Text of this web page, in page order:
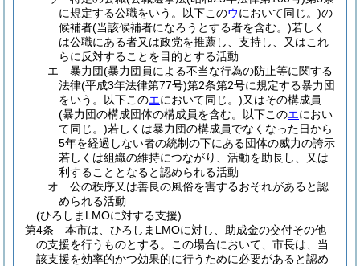
に規定する公職をいう。以下このウにおいて同じ。)の
候補者(当該候補者になろうとする者を含む。)若しく
は公職にある者又は政党を推薦し、支持し、又はこれ
らに反対することを目的とする活動
エ
暴力団(暴力団員による不当な行為の防止等に関する
法律(平成3年法律第77号)第2条第2号に規定する暴力団
をいう。以下このエにおいて同じ。)又はその構成員
(暴力団の構成団体の構成員を含む。以下このエにおい
て同じ。)若しくは暴力団の構成員でなくなった日から
5年を経過しない者の統制の下にある団体の威力の誇示
若しくは組織の維持につながり、活動を助長し、又は
利することとなると認められる活動
オ
公の秩序又は善良の風俗を害するおそれがあると認
められる活動
(ひろしまLMOに対する支援)
第4条
本市は、ひろしまLMOに対し、助成金の交付その他
の支援を行うものとする。
この場合において、市長は、当
該支援を効率的かつ効果的に行うために必要があると認め